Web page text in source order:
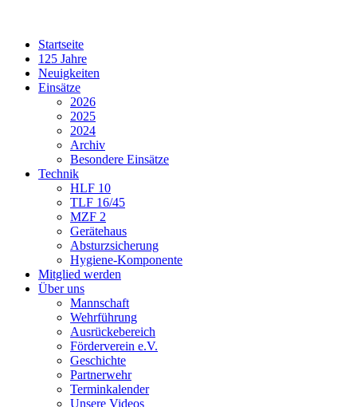
Startseite
125 Jahre
Neuigkeiten
Einsätze
2026
2025
2024
Archiv
Besondere Einsätze
Technik
HLF 10
TLF 16/45
MZF 2
Gerätehaus
Absturzsicherung
Hygiene-Komponente
Mitglied werden
Über uns
Mannschaft
Wehrführung
Ausrückebereich
Förderverein e.V.
Geschichte
Partnerwehr
Terminkalender
Unsere Videos